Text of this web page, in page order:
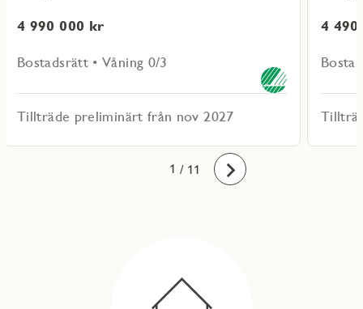
4 990 000 kr
Bostadsrätt • Våning 0/3
Tillträde preliminärt från nov 2027
4
1
2
3
4
5
6
7
8
9
10
11 / 11 Framåt